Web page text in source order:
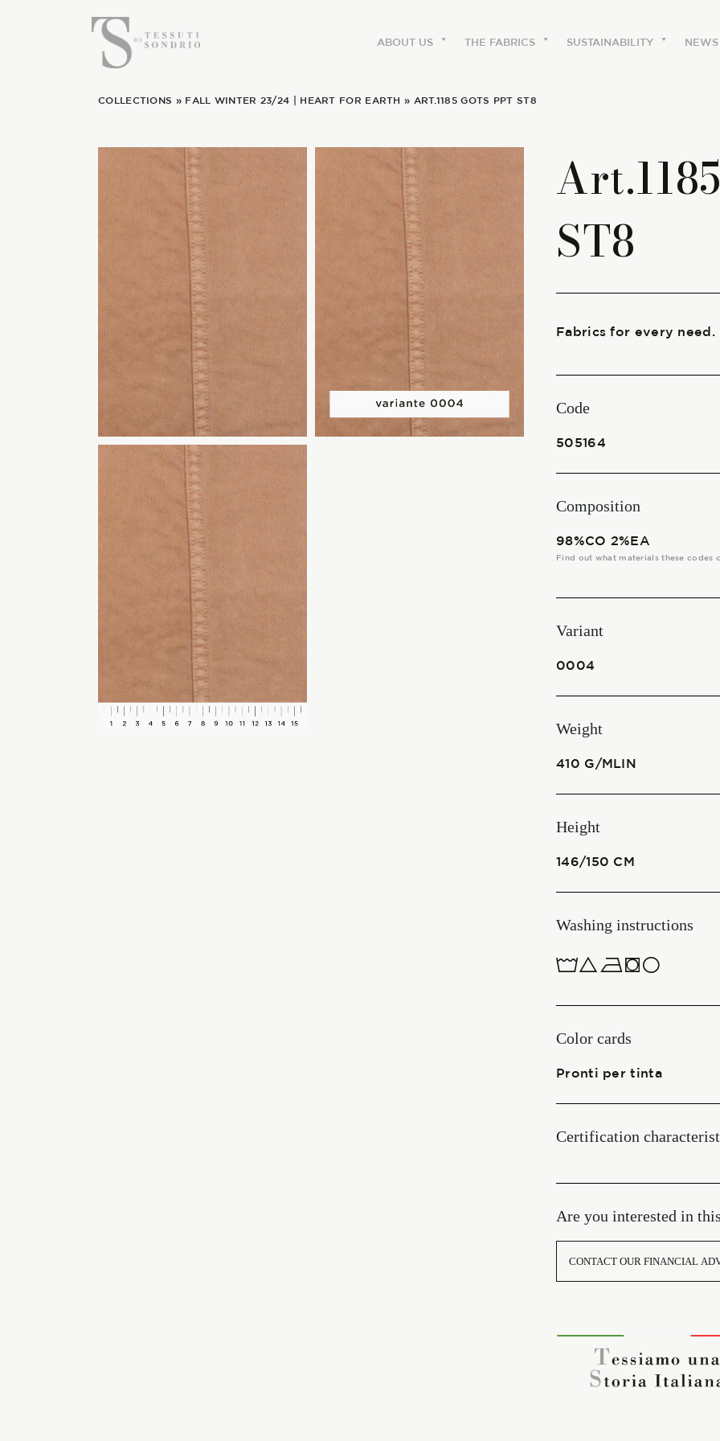
ABOUT US THE FABRICS SUSTAINABILITY NEWS
COLLECTIONS » FALL WINTER 23/24 HEART FOR EARTH » ART.1185 GOTS PPT ST8
ST8
Fabrics for every need.
Code
505164
Composition
98%CO 2%EA
Find out what materials these codes
Variant
0004
Weight
410 G/MLIN
Height
146/150 CM
Washing instructions
1ucJQ
Color cards
Pronti per tinta
Certification
Are you interested in
CONTACT OUR FINANCIAL
ENGLISH
ABOUT US
The labels
Our history
Work with us
Share our fabrics
THE FABRICS
The season Fall/Winter
The season Spring/Summer
The characteristics
SUSTAINABILITY
Heart for Earth
UpCycle